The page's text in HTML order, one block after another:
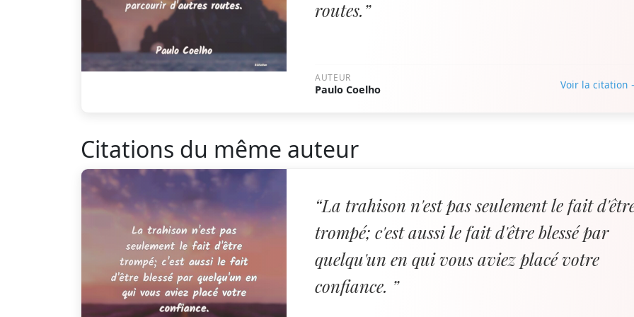
routes.”
AUTEUR
Paulo Coelho Voir la citation
Citations du même auteur
“La trahison n'est pas seulement le fait
trompé; c'est aussi le fait d'être blessé par
quelqu'un en qui vous aviez placé votre
confiance. ”